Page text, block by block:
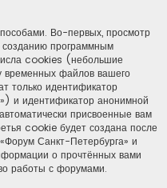
Во-первых, просмотр
программным
cookies (небольшие
временных файлов вашего
только идентификатор
и идентификатор анонимной
присвоенные вам
cookie будет создана после
Санкт-Петербурга» и
о прочтённых вами
работы с форумами.